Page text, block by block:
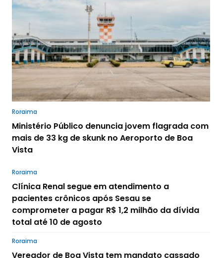
Roraima
Ministério Público denuncia jovem flagrada com
mais de 33 kg de skunk no Aeroporto de Boa
Vista
Roraima
Clínica Renal segue em atendimento a
pacientes crônicos após Sesau se
comprometer a pagar R$ 1,2 milhão da dívida
total até 10 de agosto
Roraima
Vereador de Boa Vista tem mandato cassado